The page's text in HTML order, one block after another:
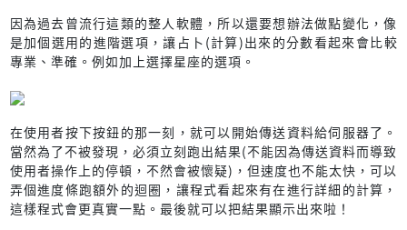
因為過去曾流行這類的整人軟體，所以還要想辦法做點變化，像
是加個選用的進階選項，讓占卜(計算)出來的分數看起來會比較
專業、準確。例如加上選擇星座的選項。
在使用者按下按鈕的那一刻，就可以開始傳送資料給伺服器了。
當然為了不被發現，必須立刻跑出結果(不能因為傳送資料而導致
使用者操作上的停頓，不然會被懷疑)，但速度也不能太快，可以
弄個進度條跑額外的迴圈，讓程式看起來有在進行詳細的計算，
這樣程式會更真實一點。最後就可以把結果顯示出來啦！